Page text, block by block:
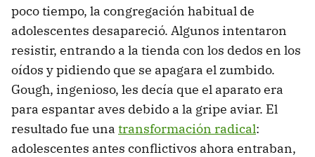
poco tiempo, la congregación habitual de
adolescentes desapareció. Algunos intentaron
resistir, entrando a la tienda con los dedos en los
oídos y pidiendo que se apagara el zumbido.
Gough, ingenioso, les decía que el aparato era
para espantar aves debido a la gripe aviar. El
resultado fue una transformación radical:
adolescentes antes conflictivos ahora entraban,